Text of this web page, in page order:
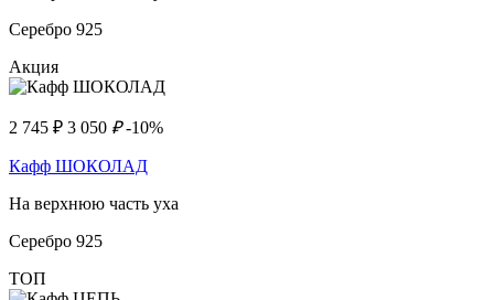
Серебро 925
Акция
2 745 ₽ 3 050 ₽ -10%
Кафф ШОКОЛАД
На верхнюю часть уха
Серебро 925
ТОП